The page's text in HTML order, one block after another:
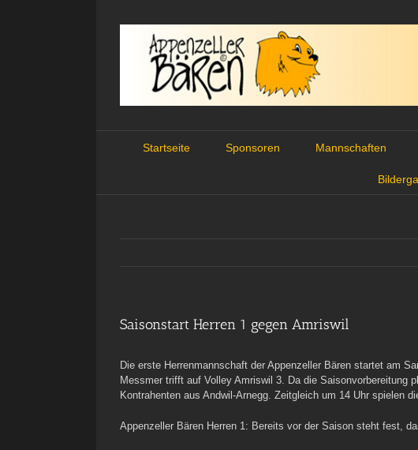
Startseite Sponsoren Mannschaften
Saisonstart Herren 1 gegen Amriswil
Die erste Herrenmannschaft der Appenzeller Bären startet am
Messmer trifft auf Volley Amriswil 3. Da die
Kontrahenten aus Andwil-Arnegg. Zeitgleich um 14 Uhr spielen
Appenzeller Bären Herren 1: Bereits vor der Saison steht fest,